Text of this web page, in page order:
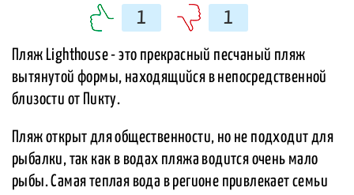
1 1
Пляж Lighthouse - это прекрасный песчаный пляж
вытянутой формы, находящийся в непосредственной
близости от Пикту.
Пляж открыт для общественности, но не подходит для
рыбалки, так как в водах пляжа водится очень мало
рыбы. Самая теплая вода в регионе привлекает семьи